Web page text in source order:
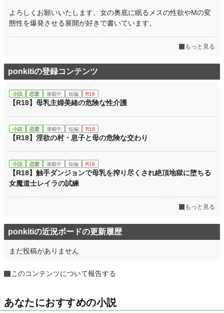
よろしくお願いいたします。女の奥底に眠るメスの性欲やMの変
態性を爆発させる展開が好きで書いています。
もっと見る
ponkitiの登録コンテンツ
小説 恋愛 連載中 短編 R18
【R18】母乳主婦美緒の危険な性介護
小説 恋愛 連載中 短編 R18
【R18】淫欲の村・息子と母の危険な交わり
小説 恋愛 連載中 短編 R18
【R18】触手ダンジョンで母乳を搾り尽くされ絶頂地獄に堕ちる
女魔道士レイラの試練
もっと見る
ponkitiの近況ボードの更新履歴
まだ投稿がありません
このコンテンツについて報告する
あなたにおすすめの小説